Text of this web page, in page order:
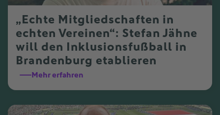
„Echte Mitgliedschaften in
echten Vereinen“: Stefan Jähne
will den Inklusionsfußball in
Brandenburg etablieren
Mehr erfahren